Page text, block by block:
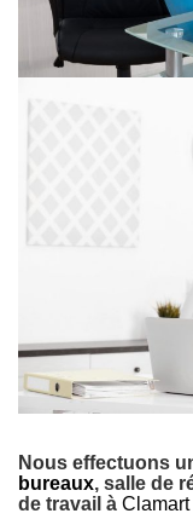
Nous effectuons
bureaux, salle de
de travail à Clamart